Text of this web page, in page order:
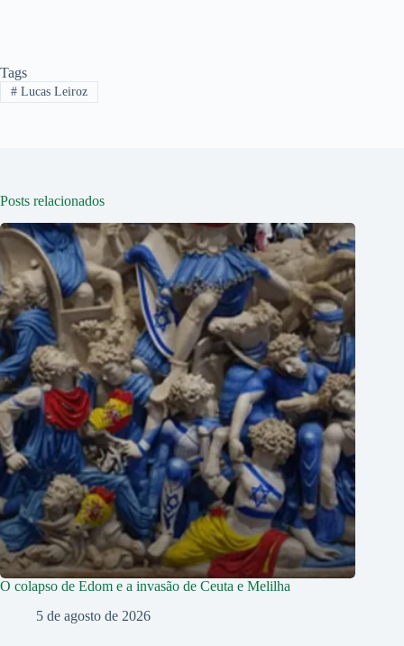
Tags
#Lucas Leiroz
Posts relacionados
O colapso de Edom e a invasão de Ceuta e Melilha
5 de agosto de 2026